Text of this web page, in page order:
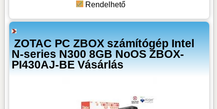
Rendelhető
ZOTAC PC ZBOX számítógép Intel
N-series N300 8GB NoOS ZBOX-
PI430AJ-BE Vásárlás